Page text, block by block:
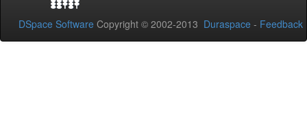
DSpace Software Copyright © 2002-2013 Duraspace - Feedback